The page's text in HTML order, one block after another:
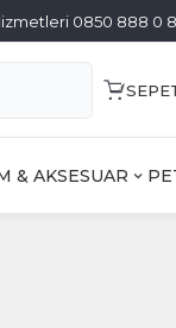
0850 888 0
& AKSESUAR